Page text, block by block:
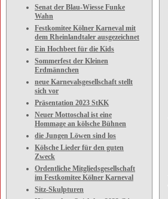
Senat der Blau-Wiesse Funke
Wahn
Festkomitee Kölner Karneval mit
dem Rheinlandtaler ausgezeichnet
Ein Hochbeet für die Kids
Sommerfest der Kleinen
Erdmännchen
neue Karnevalsgesellschaft stellt
sich vor
Präsentation 2023 StKK
Neuer Mottoschal ist eine
Hommage an kölsche Bühnen
die Jungen Löwen sind los
Kölsche Lieder für den guten
Zweck
Ordentliche Mitgliedsgesellschaft
im Festkomitee Kölner Karneval
Sitz-Skulpturen